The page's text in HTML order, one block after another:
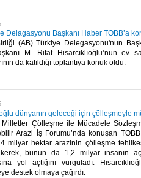
Delagasyonu Başkanı Haber TOBB’a
(AB) Türkiye Delegasyonu'nun
M. Rifat Hisarcıklıoğlu’nun ev
da katıldığı toplantıya konuk oldu.​
dünyanın geleceği için çölleşmeyle
Milletler Çölleşme ile Mücadele
Arazi İş Forumu’nda konuşan
milyar hektar arazinin çölleşme
bunun da 1,2 milyar insanın
yol açtığını vurguladı.
destek olmaya çağırdı.​